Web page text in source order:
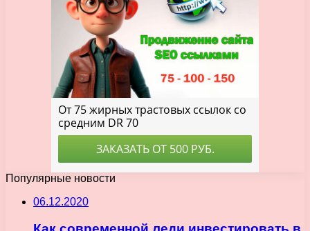
Популярные новости
06.12.2020